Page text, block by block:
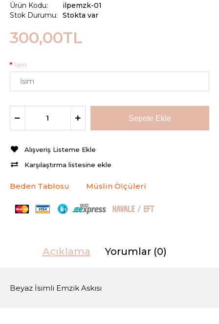
Ürün Kodu:
Stok Durumu:
ilpemzk-01
Stokta var
300,00TL
İsim
Alışveriş Listeme Ekle
Karşılaştırma listesine ekle
Beden Tablosu Müslin Ölçüleri
Açıklama Yorumlar (0)
Beyaz İsimli Emzik Askısı